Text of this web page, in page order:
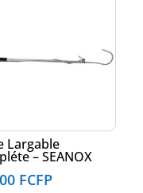
Largable
– SEANOX
FCFP